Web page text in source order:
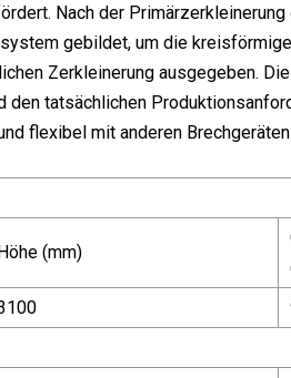
Nach der
gebildet, um die
Zerkleinerung ausgegeben.
tatsächlichen
flexibel mit anderen
(mm)